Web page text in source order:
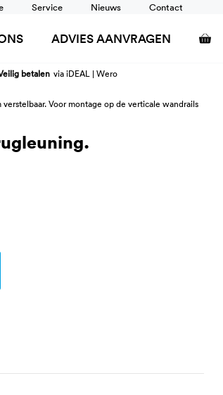
Service Nieuws Contact
RUGSTEUN
WANDRAIL
ADVIES AANVRAGEN
betalen via iDEAL | Wero
Voor montage op de verticale wandrails